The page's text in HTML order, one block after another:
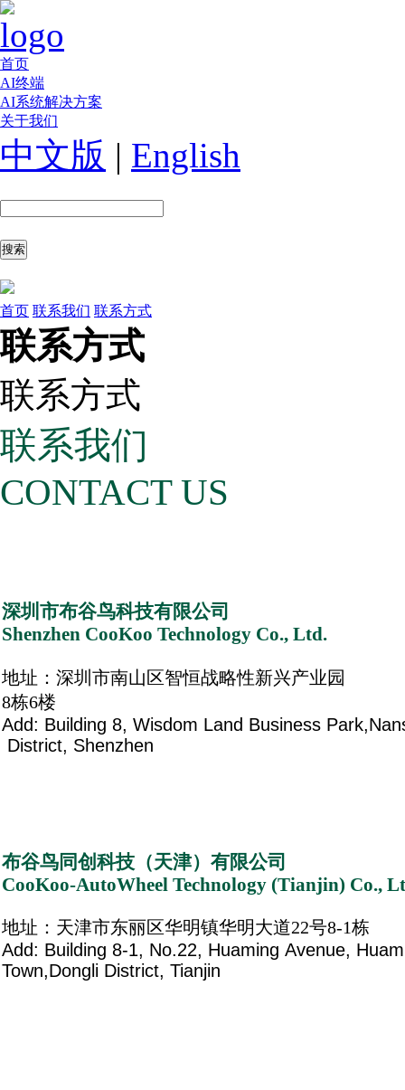
首页
AI终端
AI系统解决方案
关于我们
中文版 | English
首页 联系我们 联系方式
联系方式
联系方式
联系我们
CONTACT US
深圳市布谷鸟科技有限公司
Shenzhen CooKoo Technology Co., Ltd.
地址：深圳市南山区智恒战略性新兴产业园
8栋6楼
Add: Building 8, Wisdom Land Business
District, Shenzhen
布谷鸟同创科技（天津）有限公司
CooKoo-AutoWheel Technology (Tianjin) Co.,
地址：天津市东丽区华明镇华明大道22号8-1栋
Add: Building 8-1, No.22, Huaming Avenue,
Town,Dongli District, Tianjin